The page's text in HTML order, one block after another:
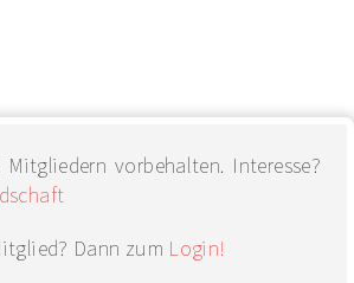
vorbehalten. Interesse?
Dann zum Login!